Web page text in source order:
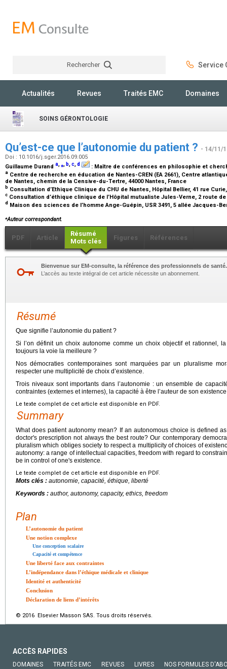
Rechercher Service
Actualités Revues Traités EMC Domaines
SOINS GÉRONTOLOGIE
Qu’est-ce que l’autonomie du patient ? - 14/11/
Doi : 10.1016/j.sger.2016.09.005
Guillaume Durand a,⁎, b,c,d : Maître de conférences en philosophie et
a Centre de recherche en éducation de Nantes-CREN (EA 2661), Centre
de Nantes, chemin de la Censive-du-Tertre, 44000 Nantes, France
b Consultation d’Ethique Clinique du CHU de Nantes, Hôpital Bellier, 41 rue
c Consultation d’éthique clinique de l’Hôpital mutualiste Jules-Verne, 2 route
d Maison des sciences de l’homme Ange-Guépin, USR 3491, 5 allée Jacques-
⁎Auteur correspondant.
PDF Article
Résumé
Mots clés
Figures Références
Bienvenue sur EM-consulte, la référence des professionnels de santé.
L’accès au texte intégral de cet article nécessite un abonnement.
Résumé
Que signifie l’autonomie du patient ?
Si l’on définit un choix autonome comme un choix objectif et rationnel,
toujours la voie la meilleure ?
Nos démocraties contemporaines sont marquées par un pluralisme
respecter une multiplicité de choix d’existence.
Trois niveaux sont importants dans l’autonomie : un ensemble de
contraintes (externes et internes), la capacité à être l’auteur de son
Le texte complet de cet article est disponible en PDF.
Summary
What does patient autonomy mean? If an autonomous choice is defined
doctor's prescription not always the best route? Our contemporary
pluralism which obliges society to respect a multiplicity of choices of
autonomy: a range of intellectual capacities, freedom with regard to
be in control of one's existence.
Le texte complet de cet article est disponible en PDF.
Mots clés : autonomie, capacité, éthique, liberté
Keywords : author, autonomy, capacity, ethics, freedom
Plan
L’autonomie du patient
Une notion complexe
Une conception scalaire
Capacité et compétence
Une liberté face aux contraintes
L’indépendance dans l’éthique médicale et clinique
Identité et authenticité
Conclusion
Déclaration de liens d’intérêts
© 2016 Elsevier Masson SAS. Tous droits réservés.
ACCÈS RAPIDES
DOMAINES TRAITÉS EMC REVUES LIVRES NOS FORMULES